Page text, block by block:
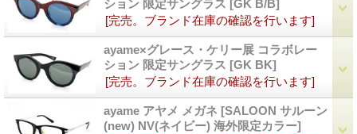
ション 限定サングラス [GK B/B]
[完売。ブランド在庫の確認を行います]
ayame×グレース・ケリー展 コラボレー
ション 限定サングラス [GK BK]
[完売。ブランド在庫の確認を行います]
ayame アヤメ メガネ [SALOON サルーン
(new) NV(ネイビー) 海外限定カラー]